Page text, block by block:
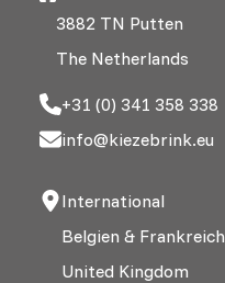
3882 TN Putten
The Netherlands
+31 (0) 341 358 338
info@kiezebrink.eu
International
Belgien & Frankreich
United Kingdom